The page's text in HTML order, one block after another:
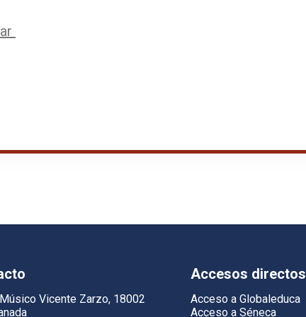
Vicente Zarzo, 18002
Accesos directos
Acceso a Globaleduca
Acceso a Séneca